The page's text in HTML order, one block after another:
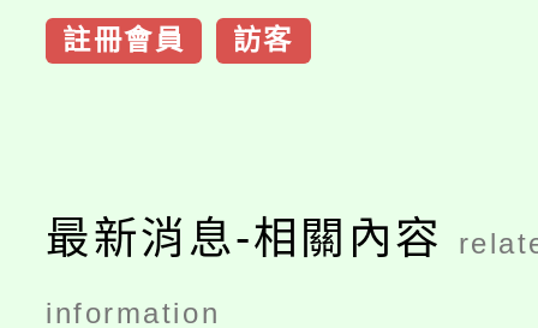
註冊會員 訪客
最新消息-相關內容
information